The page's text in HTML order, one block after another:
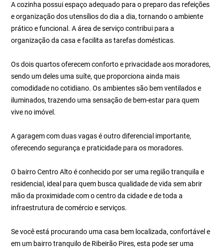
A cozinha possui espaço adequado para o preparo das refeições
e organização dos utensílios do dia a dia, tornando o ambiente
prático e funcional. A área de serviço contribui para a
organização da casa e facilita as tarefas domésticas.
Os dois quartos oferecem conforto e privacidade aos moradores,
sendo um deles uma suíte, que proporciona ainda mais
comodidade no cotidiano. Os ambientes são bem ventilados e
iluminados, trazendo uma sensação de bem-estar para quem
vive no imóvel.
A garagem com duas vagas é outro diferencial importante,
oferecendo segurança e praticidade para os moradores.
O bairro Centro Alto é conhecido por ser uma região tranquila e
residencial, ideal para quem busca qualidade de vida sem abrir
mão da proximidade com o centro da cidade e de toda a
infraestrutura de comércio e serviços.
Se você está procurando uma casa bem localizada, confortável e
em um bairro tranquilo de Ribeirão Pires, esta pode ser uma